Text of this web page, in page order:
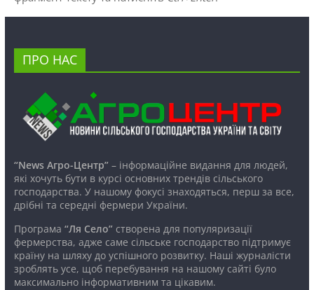
ПРО НАС
“News Агро-Центр”– інформаційне видання для людей,
які хочуть бути в курсі основних трендів сільського
господарства. У нашому фокусі знаходяться, перш за все,
дрібні та середні фермери України.
Програма “Ля Село”створена для популяризації
фермерства, адже саме сільське господарство підтримує
країну на шляху до успішного розвитку. Наші журналісти
зроблять усе, щоб перебування на нашому сайті було
максимально інформативним та цікавим.